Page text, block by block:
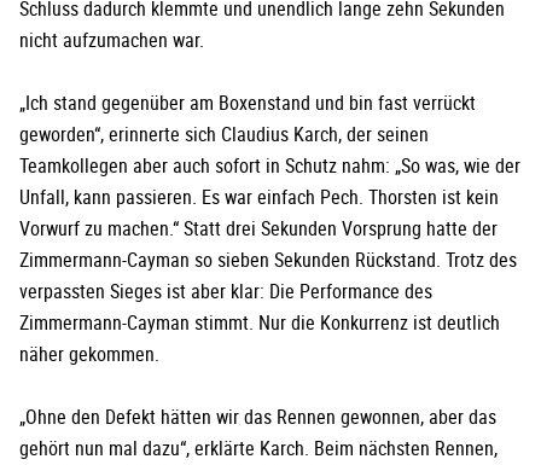
Schluss dadurch klemmte und unendlich lange zehn Sekunden
nicht aufzumachen war.
„Ich stand gegenüber am Boxenstand und bin fast verrückt
geworden“, erinnerte sich Claudius Karch, der seinen
Teamkollegen aber auch sofort in Schutz nahm: „So was, wie der
Unfall, kann passieren. Es war einfach Pech. Thorsten ist kein
Vorwurf zu machen.“ Statt drei Sekunden Vorsprung hatte der
Zimmermann-Cayman so sieben Sekunden Rückstand. Trotz des
verpassten Sieges ist aber klar: Die Performance des
Zimmermann-Cayman stimmt. Nur die Konkurrenz ist deutlich
näher gekommen.
„Ohne den Defekt hätten wir das Rennen gewonnen, aber das
gehört nun mal dazu“, erklärte Karch. Beim nächsten Rennen,